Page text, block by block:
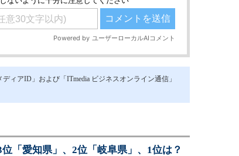
ィアID」および「ITmedia ビジネスオンライン通信」
「愛知県」、2位「岐阜県」、1位は？